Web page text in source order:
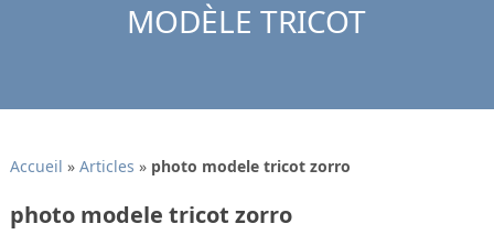
MODÈLE TRICOT
Accueil » Articles » photo modele tricot zorro
photo modele tricot zorro